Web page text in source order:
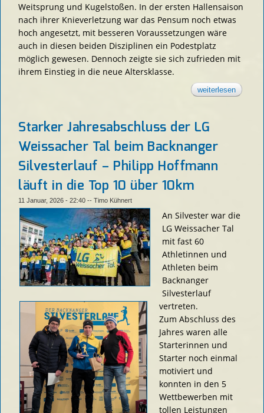
Weitsprung und Kugelstoßen. In der ersten Hallensaison
nach ihrer Knieverletzung war das Pensum noch etwas
hoch angesetzt, mit besseren Voraussetzungen wäre
auch in diesen beiden Disziplinen ein Podestplatz
möglich gewesen. Dennoch zeigte sie sich zufrieden mit
ihrem Einstieg in die neue Altersklasse.
weiterlesenüber
doppel-
Starker Jahresabschluss der LG
Weissacher Tal beim Backnanger
Silvesterlauf – Philipp Hoffmann
läuft in die Top 10 über 10km
11 Januar, 2026 - 22:40 -- Timo Kühnert
An Silvester war die
LG Weissacher Tal
mit fast 60
Athletinnen und
Athleten beim
Backnanger
Silvesterlauf
vertreten.
Zum Abschluss des
Jahres waren alle
Starterinnen und
Starter noch einmal
motiviert und
konnten in den 5
Wettbewerben mit
tollen Leistungen